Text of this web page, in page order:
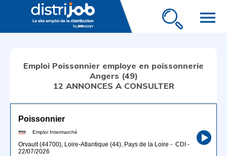
menu
Emploi Poissonnier employe en poissonnerie
Angers (49)
12 ANNONCES A CONSULTER
Poissonnier
Emploi Intermarché
Orvault (44700), Loire-Atlantique (44), Pays de la Loire - CDI -
22/07/2026